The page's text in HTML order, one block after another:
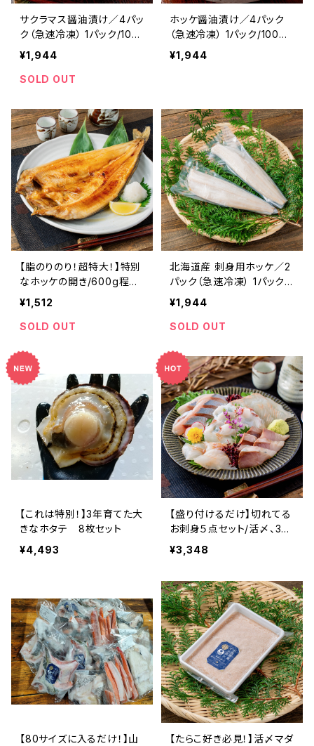
サクラマス醤油漬け／4パッ
ク（急速冷凍） 1パック/100
ｇ前後 北海道産 寿都産 桜
鱒 真空パック 刺身 北海道
寿都 3D冷凍 冷凍 おかず
¥1,944
SOLD OUT
ホッケ醤油漬け／4パック
（急速冷凍） 1パック/100ｇ
前後 北海道産 寿都産 真ホ
ッケ 真空パック ほっけ ホッ
つまみ お酒 肴
¥1,944
【脂のりのり！超特大！】特別
なホッケの開き/600g程度1
枚/３Ⅾ冷凍 北海道産 寿都
産 真ホッケ 一夜干し 天然
真空パック 北海道 寿都 急
ホッケ ほっけ 真ほっけ 開
き 干物 おかず おつまみ お
酒 ご飯 ご飯のお供 肴 国産
¥1,512
SOLD OUT
北海道産 刺身用ホッケ／2
パック（急速冷凍） 1パック/
200ｇ前後 北海道産 寿都
産 真ホッケ 真空パック ほ
っけ ホッケ 真ほっけ 刺身
おかず おつまみ お酒 肴
¥1,944
SOLD OUT
【これは特別！】3年育てた大
きなホタテ 8枚セット
¥4,493
【盛り付けるだけ】切れてる
お刺身５点セット/活〆、3D
冷凍 50g~70gを5パック
北海道産 寿都産 真空パッ
食べ物 食品 海鮮 海産物
おかず おつまみ お酒 ご飯
ご飯のお供 肴
¥3,348
【80サイズに入るだけ！】山
【たらこ好き必見！】活〆マダ